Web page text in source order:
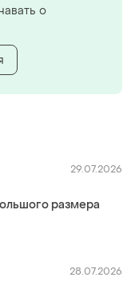
29.07.2026
размера
28.07.2026
о